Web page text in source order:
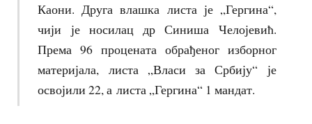
Каони. Друга влашка листа је „Гергина“,
чији је носилац др Синиша Челојевић.
Према 96 процената обрађеног изборног
материјала, листа „Власи за Србију“ је
освојили 22, а листа „Гергина“ 1 мандат.